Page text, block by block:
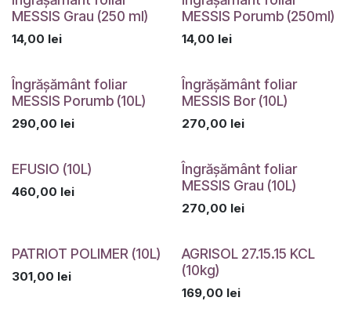
MESSIS Grau (250 ml)
14,00 lei
MESSIS Porumb (250ml)
14,00 lei
Îngrășământ foliar
MESSIS Porumb (10L)
290,00 lei
Îngrășământ foliar
MESSIS Bor (10L)
270,00 lei
EFUSIO (10L)
460,00 lei
Îngrășământ foliar
MESSIS Grau (10L)
270,00 lei
PATRIOT POLIMER (10L)
301,00 lei
AGRISOL 27.15.15 KCL
(10kg)
169,00 lei